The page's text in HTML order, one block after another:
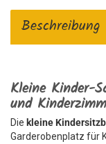
Beschreibung
Kleine Kinder-
und
Die kleine
Garderobenplatz für